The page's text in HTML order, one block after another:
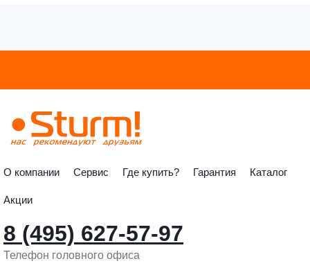
О компании Сервис Где купить? Гарантия Каталог
Акции
8 (495) 627-57-97
Телефон головного офиса